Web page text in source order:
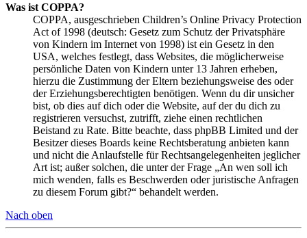
Was ist COPPA?
COPPA, ausgeschrieben Children’s Online Privacy Protection
Act of 1998 (deutsch: Gesetz zum Schutz der Privatsphäre
von Kindern im Internet von 1998) ist ein Gesetz in den
USA, welches festlegt, dass Websites, die möglicherweise
persönliche Daten von Kindern unter 13 Jahren erheben,
hierzu die Zustimmung der Eltern beziehungsweise des oder
der Erziehungsberechtigten benötigen. Wenn du dir unsicher
bist, ob dies auf dich oder die Website, auf der du dich zu
registrieren versuchst, zutrifft, ziehe einen rechtlichen
Beistand zu Rate. Bitte beachte, dass phpBB Limited und der
Besitzer dieses Boards keine Rechtsberatung anbieten kann
und nicht die Anlaufstelle für Rechtsangelegenheiten jeglicher
Art ist; außer solchen, die unter der Frage „An wen soll ich
mich wenden, falls es Beschwerden oder juristische Anfragen
zu diesem Forum gibt?“ behandelt werden.
Nach oben